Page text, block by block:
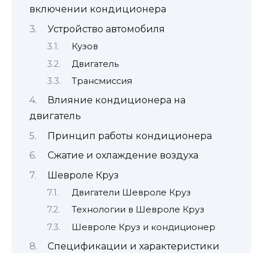
включении кондиционера
Устройство автомобиля
Кузов
Двигатель
Трансмиссия
Влияние кондиционера на
двигатель
Принцип работы кондиционера
Сжатие и охлаждение воздуха
Шевроле Круз
Двигатели Шевроле Круз
Технологии в Шевроле Круз
Шевроле Круз и кондиционер
Спецификации и характеристики